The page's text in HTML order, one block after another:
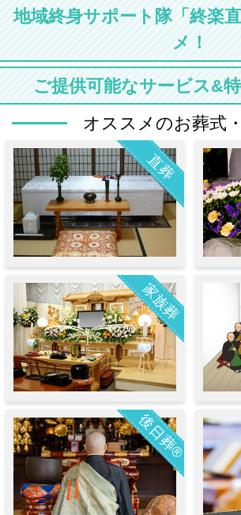
地域終身サポート隊「終楽
メ！
ご提供可能なサービス&
オススメのお葬式
直葬
家族葬
後日葬®